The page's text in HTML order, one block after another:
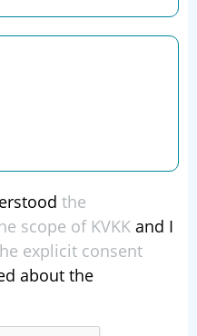
the
scope of KVKK and I
explicit consent
about the